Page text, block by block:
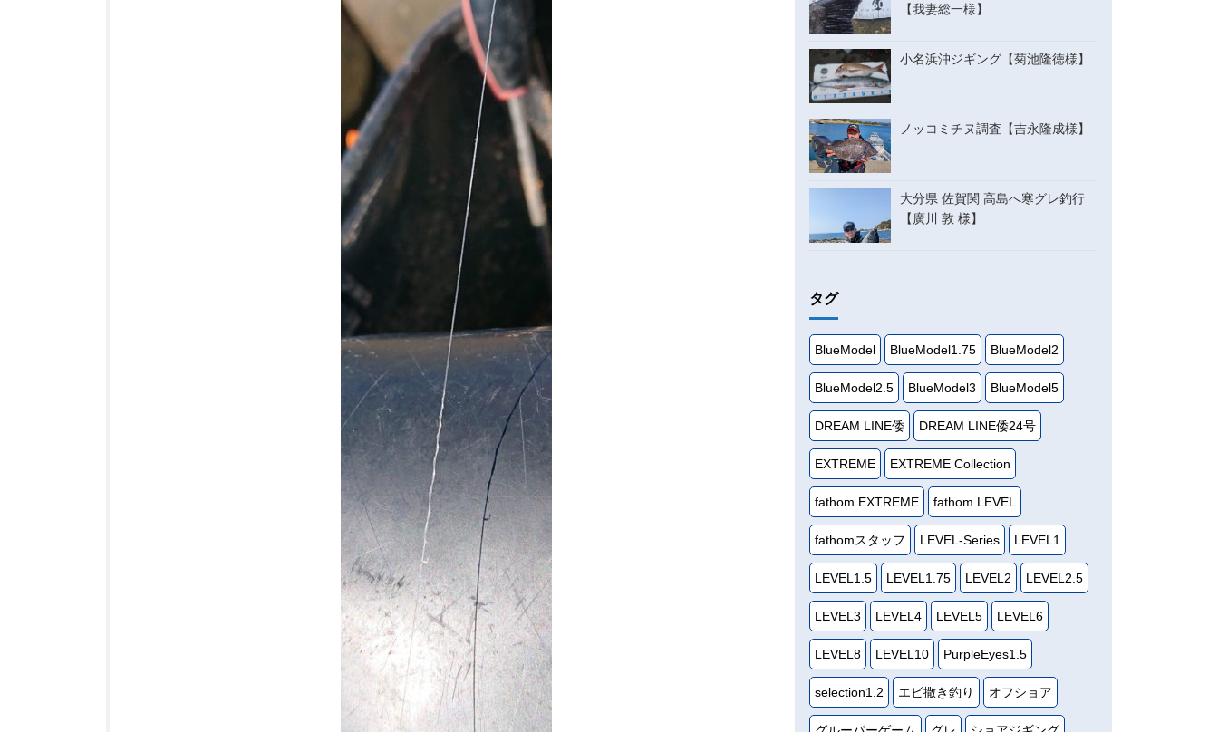
【我妻総一様】
小名浜沖ジギング【菊池隆徳様】
ノッコミチヌ調査【吉永隆成様】
大分県 佐賀関 高島へ寒グレ釣行
【廣川 敦 様】
タグ
BlueModel BlueModel1.75 BlueModel2
BlueModel2.5 BlueModel3 BlueModel5
DREAM LINE倭 DREAM LINE倭24号
EXTREME EXTREME Collection
fathom EXTREME fathom LEVEL
fathomスタッフ LEVEL-Series LEVEL1
LEVEL1.5 LEVEL1.75 LEVEL2 LEVEL2.5
LEVEL3 LEVEL4 LEVEL5 LEVEL6
LEVEL8 LEVEL10 PurpleEyes1.5
selection1.2 エビ撒き釣り オフショア